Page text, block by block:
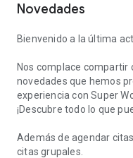
Novedades
Bienvenido a la última
Nos complace compartir
novedades que hemos
experiencia con Super
¡Descubre todo lo que
Además de agendar
citas grupales.